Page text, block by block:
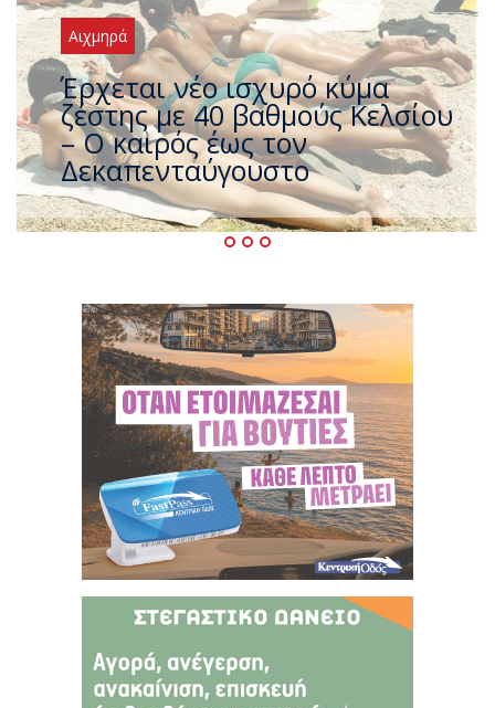
Αιχμηρά
Άφαντος ο Τσίπρας… την ώρα
που η χώρα καίγεται